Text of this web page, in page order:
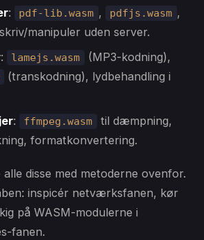
: pdf-lib.wasm , pdfjs.wasm ,
manipuler uden server.
: lamejs.wasm (MP3-kodning),
(transkodning), lydbehandling i
: ffmpeg.wasm
til dæmpning,
formatkonvertering.
disse med metoderne ovenfor.
inspicér netværksfanen, kør
på WASM-modulerne i
fanen.